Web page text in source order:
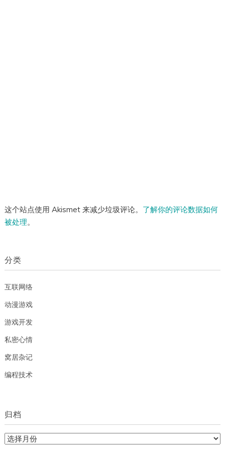
这个站点使用 Akismet 来减少垃圾评论。 了解你的评论数据如何
被处理。
分类
互联网络
动漫游戏
游戏开发
私密心情
窝居杂记
编程技术
归档
归